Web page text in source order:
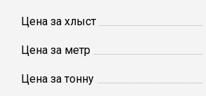
Столбы заборные
Сетка кладочная
Цена за хлыст
Цена за метр
Цена за тонну